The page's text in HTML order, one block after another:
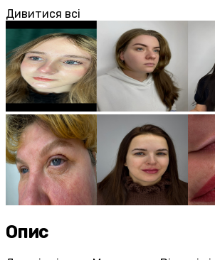
Дивитися всі
Опис